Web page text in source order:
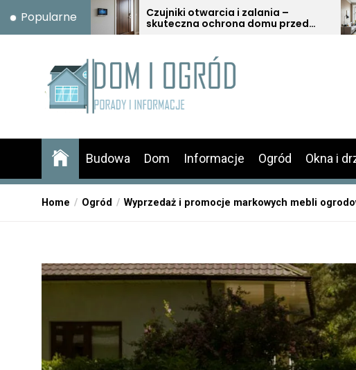
Popularne
Czujniki otwarcia i zalania –
skuteczna ochrona domu przed
włamaniem i awarią
Mieszkanie
odświeżyć
Budowa Dom Informacje Ogród Okna i
Home Ogród Wyprzedaż i promocje markowych mebli